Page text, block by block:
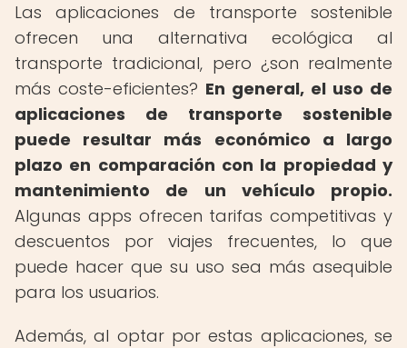
Las aplicaciones de transporte sostenible
ofrecen una alternativa ecológica al
transporte tradicional, pero ¿son realmente
más coste-eficientes? En general, el uso de
aplicaciones de transporte sostenible
puede resultar más económico a largo
plazo en comparación con la propiedad y
mantenimiento de un vehículo propio.
Algunas apps ofrecen tarifas competitivas y
descuentos por viajes frecuentes, lo que
puede hacer que su uso sea más asequible
para los usuarios.
Además, al optar por estas aplicaciones, se